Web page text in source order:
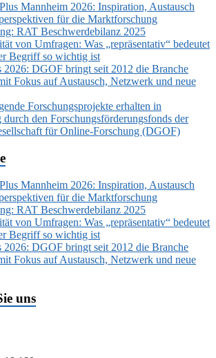
Mannheim 2026: Inspiration, Austausch
für die Marktforschung
RAT Beschwerdebilanz 2025
von Umfragen: Was „repräsentativ“ bedeutet
Begriff so wichtig ist
2026: DGOF bringt seit 2012 die Branche
Fokus auf Austausch, Netzwerk und neue
Forschungsprojekte erhalten in
durch den Forschungsförderungsfonds der
für Online-Forschung (DGOF)
Mannheim 2026: Inspiration, Austausch
für die Marktforschung
RAT Beschwerdebilanz 2025
von Umfragen: Was „repräsentativ“ bedeutet
Begriff so wichtig ist
2026: DGOF bringt seit 2012 die Branche
Fokus auf Austausch, Netzwerk und neue
uns